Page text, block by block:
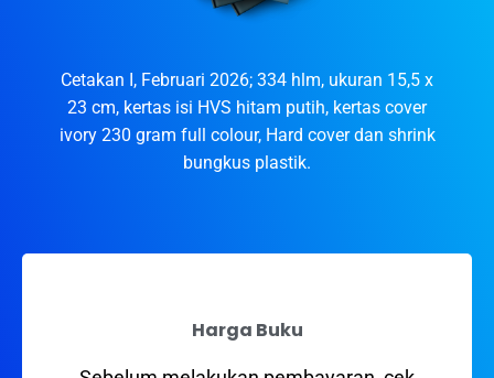
Cetakan I, Februari 2026; 334 hlm, ukuran 15,5 x
23 cm, kertas isi HVS hitam putih, kertas cover
ivory 230 gram full colour, Hard cover dan shrink
bungkus plastik.
Harga Buku